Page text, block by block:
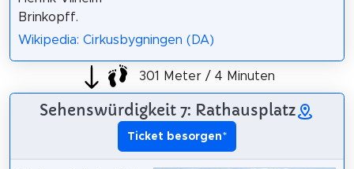
Brinkopff.
Wikipedia: Cirkusbygningen (DA)
301 Meter / 4 Minuten
Sehenswürdigkeit 7: Rathausplatz
Ticket besorgen*